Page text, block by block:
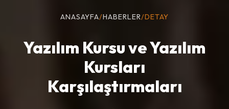
ANASAYFA/HABERLER/DETAY
Yazılım Kursu ve Yazılım
Kursları
Karşılaştırmaları